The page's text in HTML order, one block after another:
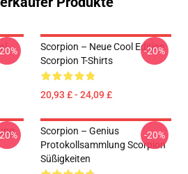
Scorpion – Neue Cool Edition
Scorpion T-Shirts
20,93 £ - 24,09 £
-20%
Scorpion – Genius
Protokollsammlung Scorpion
Süßigkeiten
-20%